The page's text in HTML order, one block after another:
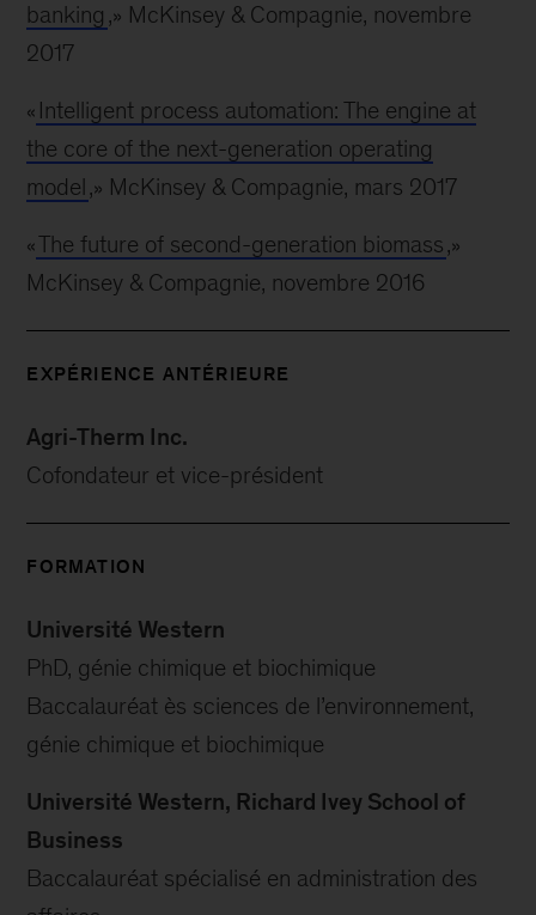
banking ,» McKinsey & Compagnie, novembre
2017
« Intelligent process automation: The engine at
the core of the next-generation operating
model,» McKinsey & Compagnie, mars 2017
«The future of second-generation biomass,»
McKinsey & Compagnie, novembre 2016
EXPÉRIENCE ANTÉRIEURE
Agri-Therm Inc.
Cofondateur et vice-président
FORMATION
Université Western
PhD, génie chimique et biochimique
Baccalauréat ès sciences de l’environnement,
génie chimique et biochimique
Université Western, Richard Ivey School of
Business
Baccalauréat spécialisé en administration des